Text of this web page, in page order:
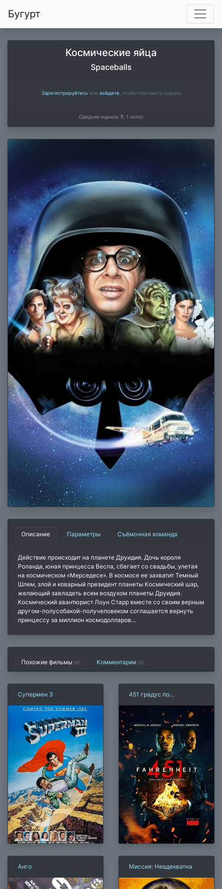
Бугурт
Космические яйца
Spaceballs
Зарегистрируйтесьили войдите , чтобы поставить оценку
Средняя оценка: 7 1 голос
Описание Параметры Съёмочная команда
Действие происходит на планете Друидия. Дочь короля
Роланда, юная принцесса Веспа, сбегает со свадьбы, улетая
на космическом «Мерседесе». В космосе ее захватит Темный
Шлем, злой и коварный президент планеты Космический шар,
желающий завладеть всем воздухом планеты Друидия.
Космический авантюрист Лоун Старр вместе со своим верным
другом-полусобакой-получеловеком соглашается вернуть
принцессу за миллион космодолларов…
Похожие фильмы (4) Комментарии (0)
Супермен 3
451 градус по
Анго Миссия: Неадекватна